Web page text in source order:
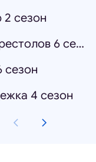
сезон
Игра престолов 6 сезон
сезон
4 сезон